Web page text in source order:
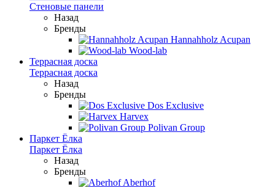
Стеновые панели
Назад
Бренды
Hannahholz Acupan
Wood-lab
Террасная доска
Террасная доска
Назад
Бренды
Dos Exclusive
Harvex
Polivan Group
Паркет Ёлка
Паркет Ёлка
Назад
Бренды
Aberhof